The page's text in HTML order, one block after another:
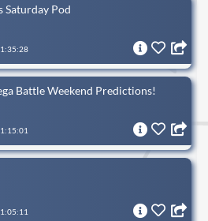
Saturday Pod
Battle Weekend Predictions!